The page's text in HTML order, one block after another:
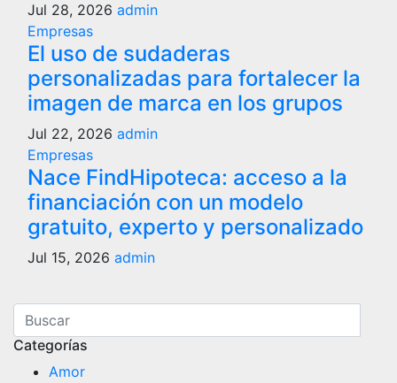
Jul 28, 2026 admin
Empresas
El uso de sudaderas
personalizadas para fortalecer la
imagen de marca en los grupos
Jul 22, 2026 admin
Empresas
Nace FindHipoteca: acceso a la
financiación con un modelo
gratuito, experto y personalizado
Jul 15, 2026 admin
Categorías
Amor